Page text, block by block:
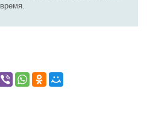
время.